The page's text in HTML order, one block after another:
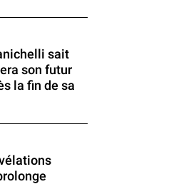
sait
son futur
la fin de sa